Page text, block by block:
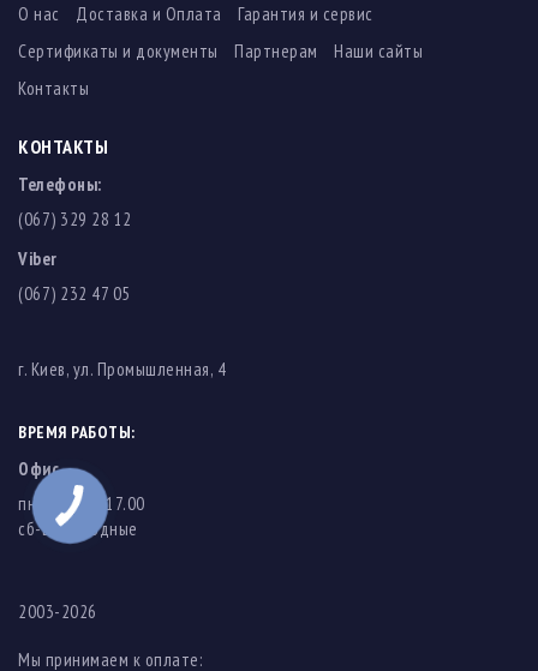
О нас Доставка и Оплата
Гарантия и сервис
Сертификаты и документы
Партнерам
Наши сайты
Контакты
КОНТАКТЫ
Телефоны:
(067) 329 28 12
Viber
(067) 232 47 05
г. Киев, ул. Промышленная, 4
ВРЕМЯ РАБОТЫ:
Офис
пн-пт: 8.00-17.00
cб-вс: выходные
2003-2026
Мы принимаем к оплате: